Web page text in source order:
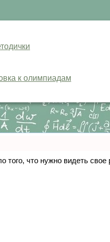
к олимпиадам
что нужно видеть